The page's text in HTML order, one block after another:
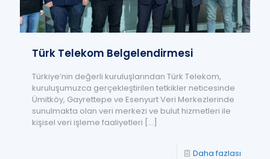
Türk Telekom Belgelendirmesi
Türkiye’nin değerli kuruluşlarından Türk Telekom,
kuruluşumuzca gerçekleştirilen tetkikler neticesinde
Ümitköy, Gayrettepe ve Esenyurt Veri Merkezlerinde
sunulmakta olan veri merkezi ve bulut hizmetleri ile
kişisel veri işleme faaliyetleri […]
Daha fazlası